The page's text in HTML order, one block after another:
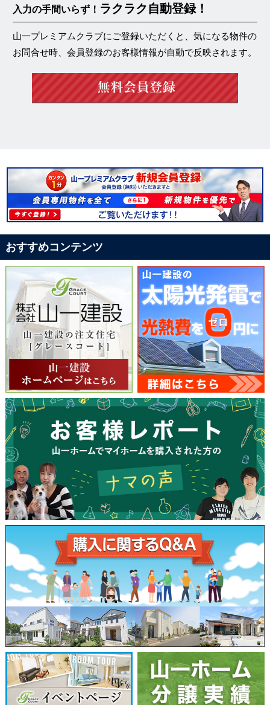
入力の手間いらず！ ラクラク自動登録！
山一プレミアムクラブにご登録いただくと、気になる物件の
お問合せ時、会員登録のお客様情報が自動で反映されます。
おすすめコンテンツ